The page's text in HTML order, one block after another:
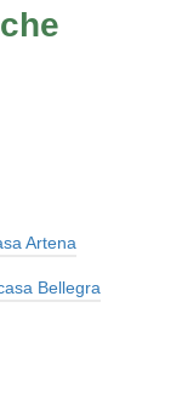
Artena
Bellegra